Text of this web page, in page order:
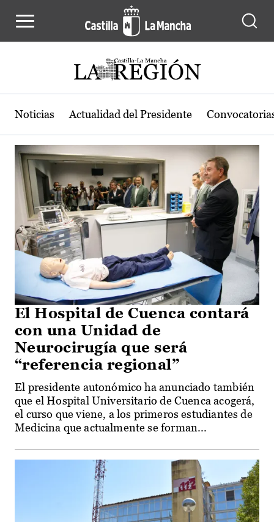
Actualidad de la región de Castilla-
Noticias Actualidad del Presidente
El Hospital de Cuenca contará
con una Unidad de
Neurocirugía que será
“referencia regional”
El presidente autonómico ha anunciado también
que el Hospital Universitario de Cuenca acogerá,
el curso que viene, a los primeros estudiantes de
Medicina que actualmente se forman...